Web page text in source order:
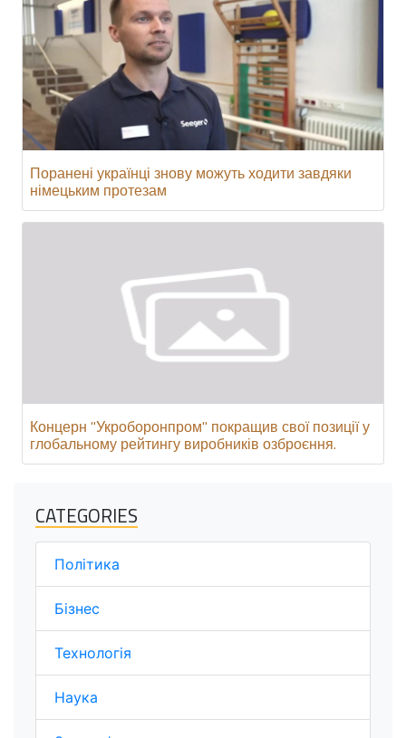
Поранені українці знову можуть ходити завдяки
німецьким протезам
Концерн "Укроборонпром" покращив свої позиції у
глобальному рейтингу виробників озброєння.
CATEGORIES
Політика
Бізнес
Технологія
Наука